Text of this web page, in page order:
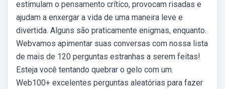
estimulam o pensamento crítico, provocam risadas e
ajudam a enxergar a vida de uma maneira leve e
divertida. Alguns são praticamente enigmas, enquanto.
Webvamos apimentar suas conversas com nossa lista
de mais de 120 perguntas estranhas a serem feitas!
Esteja você tentando quebrar o gelo com um.
Web100+ excelentes perguntas aleatórias para fazer